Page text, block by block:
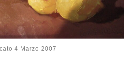
4 Marzo 2007